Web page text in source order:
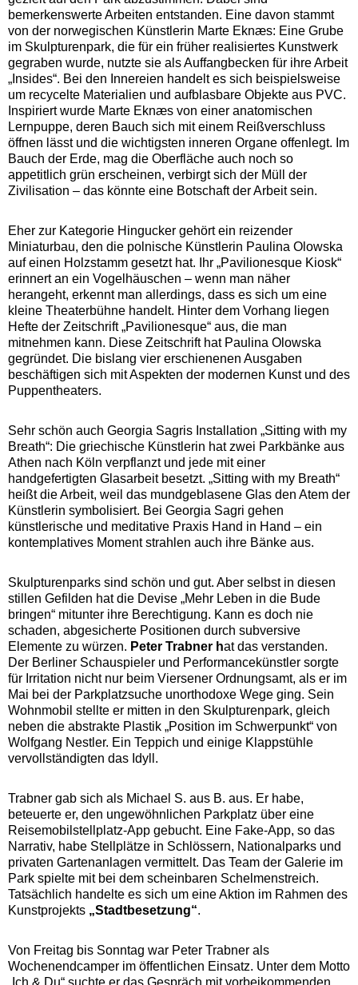
bemerkenswerte Arbeiten entstanden. Eine davon stammt
von der norwegischen Künstlerin Marte Eknæs: Eine Grube
im Skulpturenpark, die für ein früher realisiertes Kunstwerk
gegraben wurde, nutzte sie als Auffangbecken für ihre Arbeit
„Insides“. Bei den Innereien handelt es sich beispielsweise
um recycelte Materialien und aufblasbare Objekte aus PVC.
Inspiriert wurde Marte Eknæs von einer anatomischen
Lernpuppe, deren Bauch sich mit einem Reißverschluss
öffnen lässt und die wichtigsten inneren Organe offenlegt. Im
Bauch der Erde, mag die Oberfläche auch noch so
appetitlich grün erscheinen, verbirgt sich der Müll der
Zivilisation – das könnte eine Botschaft der Arbeit sein.
Eher zur Kategorie Hingucker gehört ein reizender
Miniaturbau, den die polnische Künstlerin Paulina Olowska
auf einen Holzstamm gesetzt hat. Ihr „Pavilionesque Kiosk“
erinnert an ein Vogelhäuschen – wenn man näher
herangeht, erkennt man allerdings, dass es sich um eine
kleine Theaterbühne handelt. Hinter dem Vorhang liegen
Hefte der Zeitschrift „Pavilionesque“ aus, die man
mitnehmen kann. Diese Zeitschrift hat Paulina Olowska
gegründet. Die bislang vier erschienenen Ausgaben
beschäftigen sich mit Aspekten der modernen Kunst und des
Puppentheaters.
Sehr schön auch Georgia Sagris Installation „Sitting with my
Breath“: Die griechische Künstlerin hat zwei Parkbänke aus
Athen nach Köln verpflanzt und jede mit einer
handgefertigten Glasarbeit besetzt. „Sitting with my Breath“
heißt die Arbeit, weil das mundgeblasene Glas den Atem der
Künstlerin symbolisiert. Bei Georgia Sagri gehen
künstlerische und meditative Praxis Hand in Hand – ein
kontemplatives Moment strahlen auch ihre Bänke aus.
Skulpturenparks sind schön und gut. Aber selbst in diesen
stillen Gefilden hat die Devise „Mehr Leben in die Bude
bringen“ mitunter ihre Berechtigung. Kann es doch nie
schaden, abgesicherte Positionen durch subversive
Elemente zu würzen. Peter Trabner hat das verstanden.
Der Berliner Schauspieler und Performancekünstler sorgte
für Irritation nicht nur beim Viersener Ordnungsamt, als er im
Mai bei der Parkplatzsuche unorthodoxe Wege ging. Sein
Wohnmobil stellte er mitten in den Skulpturenpark, gleich
neben die abstrakte Plastik „Position im Schwerpunkt“ von
Wolfgang Nestler. Ein Teppich und einige Klappstühle
vervollständigten das Idyll.
Trabner gab sich als Michael S. aus B. aus. Er habe,
beteuerte er, den ungewöhnlichen Parkplatz über eine
Reisemobilstellplatz-App gebucht. Eine Fake-App, so das
Narrativ, habe Stellplätze in Schlössern, Nationalparks und
privaten Gartenanlagen vermittelt. Das Team der Galerie im
Park spielte mit bei dem scheinbaren Schelmenstreich.
Tatsächlich handelte es sich um eine Aktion im Rahmen des
Kunstprojekts „Stadtbesetzung“.
Von Freitag bis Sonntag war Peter Trabner als
Wochenendcamper im öffentlichen Einsatz. Unter dem Motto
„Ich & Du“ suchte er das Gespräch mit vorbeikommenden